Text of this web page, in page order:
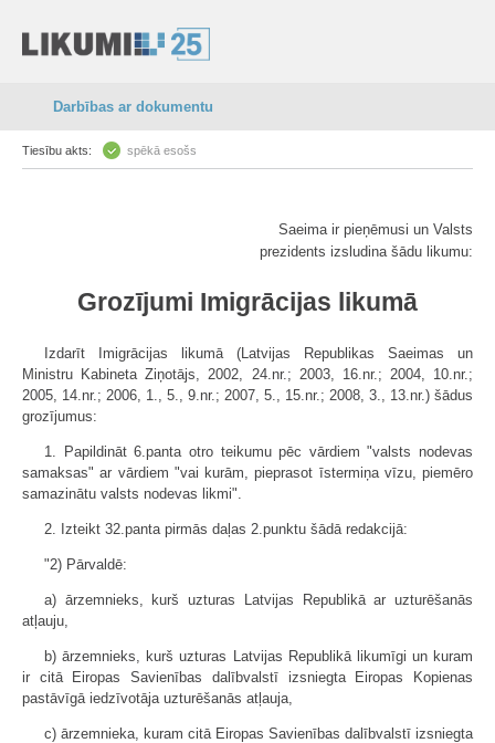
Darbības ar dokumentu
Tiesību akts: spēkā esošs
Saeima ir pieņēmusi un Valsts
prezidents izsludina šādu likumu:
Grozījumi Imigrācijas likumā
Izdarīt Imigrācijas likumā (Latvijas Republikas Saeimas un
Ministru Kabineta Ziņotājs, 2002, 24.nr.; 2003, 16.nr.; 2004, 10.nr.;
2005, 14.nr.; 2006, 1., 5., 9.nr.; 2007, 5., 15.nr.; 2008, 3., 13.nr.) šādus
grozījumus:
1. Papildināt 6.panta otro teikumu pēc vārdiem "valsts nodevas
samaksas" ar vārdiem "vai kurām, pieprasot īstermiņa vīzu, piemēro
samazinātu valsts nodevas likmi".
2. Izteikt 32.panta pirmās daļas 2.punktu šādā redakcijā:
"2) Pārvaldē:
a) ārzemnieks, kurš uzturas Latvijas Republikā ar uzturēšanās
atļauju,
b) ārzemnieks, kurš uzturas Latvijas Republikā likumīgi un kuram
ir citā Eiropas Savienības dalībvalstī izsniegta Eiropas Kopienas
pastāvīgā iedzīvotāja uzturēšanās atļauja,
c) ārzemnieka, kuram citā Eiropas Savienības dalībvalstī izsniegta